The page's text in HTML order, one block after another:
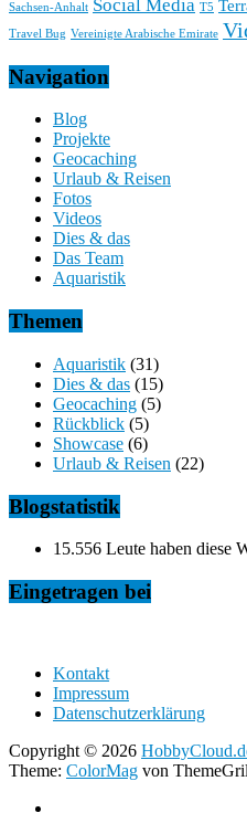
Sachsen-Anhalt Social Media T5
Travel Bug Vereinigte Arabische Emirate
Navigation
Blog
Projekte
Geocaching
Urlaub & Reisen
Fotos
Videos
Dies & das
Das Team
Aquaristik
Themen
Aquaristik (31)
Dies & das (15)
Geocaching (5)
Rückblick (5)
Showcase (6)
Urlaub & Reisen (22)
Blogstatistik
15.556 Leute haben diese
Eingetragen bei
Kontakt
Impressum
Datenschutzerklärung
Copyright © 2026
Theme: ColorMag von